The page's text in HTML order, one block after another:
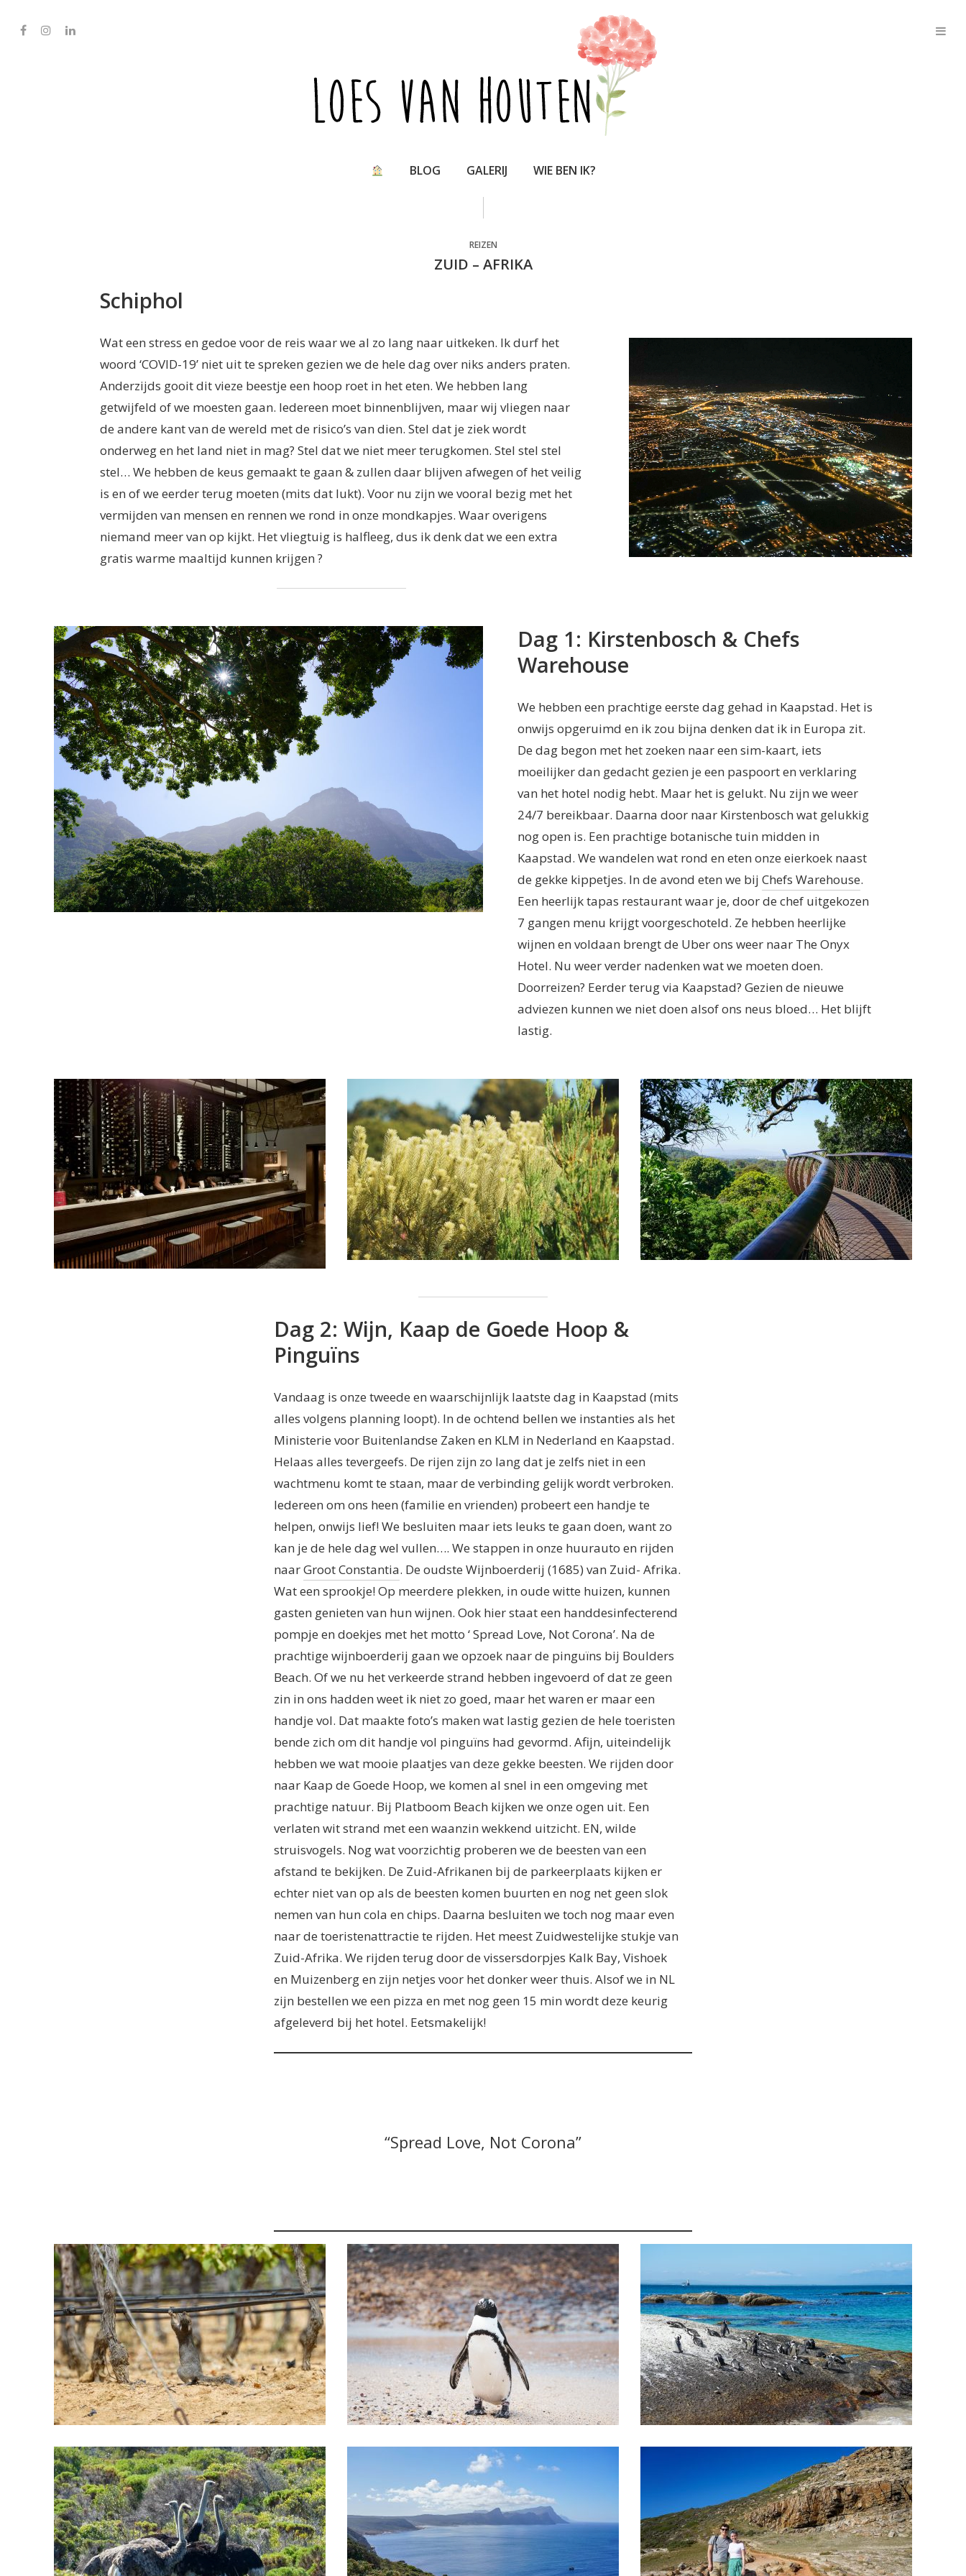
BLOG GALERIJ WIE BEN IK?
REIZEN
ZUID – AFRIKA
Schiphol
Wat een stress en gedoe voor de reis waar we al zo lang naar uitkeken. Ik durf het
woord ‘COVID-19’ niet uit te spreken gezien we de hele dag over niks anders praten.
Anderzijds gooit dit vieze beestje een hoop roet in het eten. We hebben lang
getwijfeld of we moesten gaan. Iedereen moet binnenblijven, maar wij vliegen naar
de andere kant van de wereld met de risico’s van dien. Stel dat je ziek wordt
onderweg en het land niet in mag? Stel dat we niet meer terugkomen. Stel stel stel
stel… We hebben de keus gemaakt te gaan & zullen daar blijven afwegen of het veilig
is en of we eerder terug moeten (mits dat lukt). Voor nu zijn we vooral bezig met het
vermijden van mensen en rennen we rond in onze mondkapjes. Waar overigens
niemand meer van op kijkt. Het vliegtuig is halfleeg, dus ik denk dat we een extra
gratis warme maaltijd kunnen krijgen ?
Dag 1: Kirstenbosch & Chefs
Warehouse
We hebben een prachtige eerste dag gehad in Kaapstad. Het is
onwijs opgeruimd en ik zou bijna denken dat ik in Europa zit.
De dag begon met het zoeken naar een sim-kaart, iets
moeilijker dan gedacht gezien je een paspoort en verklaring
van het hotel nodig hebt. Maar het is gelukt. Nu zijn we weer
24/7 bereikbaar. Daarna door naar Kirstenbosch wat gelukkig
nog open is. Een prachtige botanische tuin midden in
Kaapstad. We wandelen wat rond en eten onze eierkoek naast
de gekke kippetjes. In de avond eten we bij Chefs Warehouse.
Een heerlijk tapas restaurant waar je, door de chef uitgekozen
7 gangen menu krijgt voorgeschoteld. Ze hebben heerlijke
wijnen en voldaan brengt de Uber ons weer naar The Onyx
Hotel. Nu weer verder nadenken wat we moeten doen.
Doorreizen? Eerder terug via Kaapstad? Gezien de nieuwe
adviezen kunnen we niet doen alsof ons neus bloed… Het blijft
lastig.
Dag 2: Wijn, Kaap de Goede Hoop &
Pinguïns
Vandaag is onze tweede en waarschijnlijk laatste dag in Kaapstad (mits
alles volgens planning loopt). In de ochtend bellen we instanties als het
Ministerie voor Buitenlandse Zaken en KLM in Nederland en Kaapstad.
Helaas alles tevergeefs. De rijen zijn zo lang dat je zelfs niet in een
wachtmenu komt te staan, maar de verbinding gelijk wordt verbroken.
Iedereen om ons heen (familie en vrienden) probeert een handje te
helpen, onwijs lief! We besluiten maar iets leuks te gaan doen, want zo
kan je de hele dag wel vullen…. We stappen in onze huurauto en rijden
naarGroot Constantia. De oudste Wijnboerderij (1685) van Zuid- Afrika.
Wat een sprookje! Op meerdere plekken, in oude witte huizen, kunnen
gasten genieten van hun wijnen. Ook hier staat een handdesinfecterend
pompje en doekjes met het motto ‘ Spread Love, Not Corona’. Na de
prachtige wijnboerderij gaan we opzoek naar de pinguïns bij Boulders
Beach. Of we nu het verkeerde strand hebben ingevoerd of dat ze geen
zin in ons hadden weet ik niet zo goed, maar het waren er maar een
handje vol. Dat maakte foto’s maken wat lastig gezien de hele toeristen
bende zich om dit handje vol pinguïns had gevormd. Afijn, uiteindelijk
hebben we wat mooie plaatjes van deze gekke beesten. We rijden door
naar Kaap de Goede Hoop, we komen al snel in een omgeving met
prachtige natuur. Bij Platboom Beach kijken we onze ogen uit. Een
verlaten wit strand met een waanzin wekkend uitzicht. EN, wilde
struisvogels. Nog wat voorzichtig proberen we de beesten van een
afstand te bekijken. De Zuid-Afrikanen bij de parkeerplaats kijken er
echter niet van op als de beesten komen buurten en nog net geen slok
nemen van hun cola en chips. Daarna besluiten we toch nog maar even
naar de toeristenattractie te rijden. Het meest Zuidwestelijke stukje van
Zuid-Afrika. We rijden terug door de vissersdorpjes Kalk Bay, Vishoek
en Muizenberg en zijn netjes voor het donker weer thuis. Alsof we in NL
zijn bestellen we een pizza en met nog geen 15 min wordt deze keurig
afgeleverd bij het hotel. Eetsmakelijk!
“Spread Love, Not Corona”